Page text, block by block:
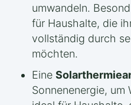
umwandeln.
für Haushalte, die
vollständig durch
möchten.
Eine
Sonnenenergie, um